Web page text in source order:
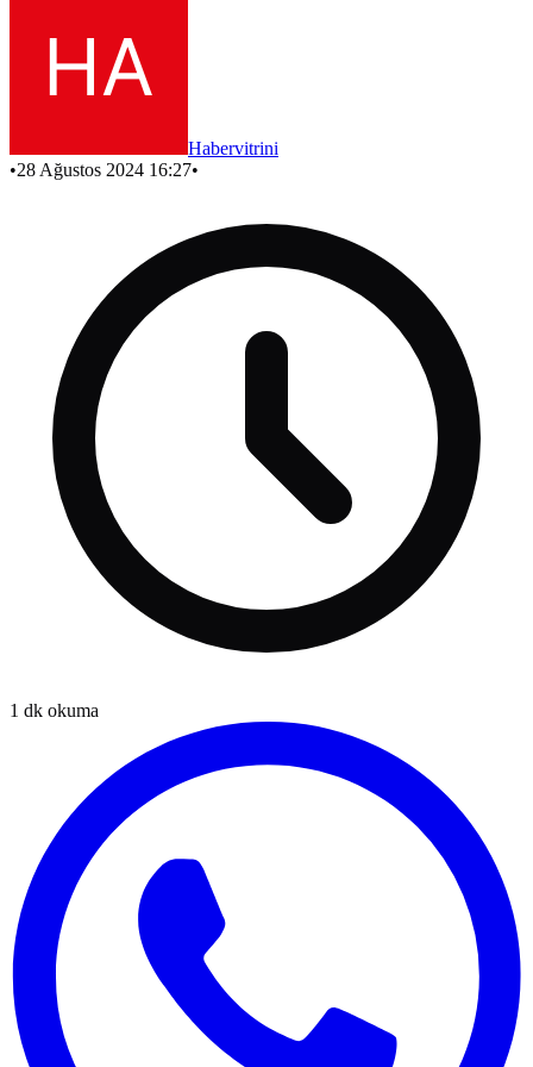
Habervitrini
•28 Ağustos 2024 16:27•
1 dk okuma